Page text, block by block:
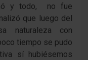
y todo, no fue
que luego del
naturaleza con
tiempo se pudo
sí hubiésemos